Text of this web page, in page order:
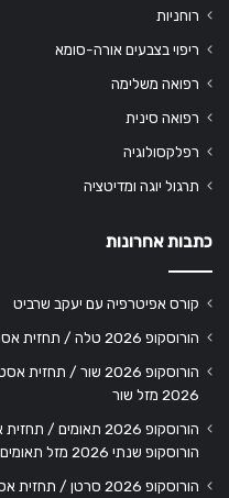
רוחניות
ריפוי בצבעים אורה-סומא
רפואה משלימה
רפואה סינית
רפלקסולוגיה
תרגול יוגה ומדיטציה
כתבות אחרונות
קורס אפיטרפיה עם יעקב שרביט
הורוסקופ 2026 טלה / תחזית אסטרולוגיה שנתית מזל טלה
הורוסקופ 2026 שור
2026 מזל שור
הורוסקופ 2026
הורוסקופ שנתי 2026 מזל תאומים
הורוסקופ 2026